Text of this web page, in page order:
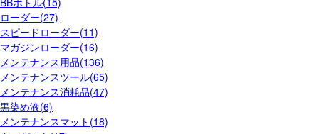
ローダー(27)
スピードローダー(11)
マガジンローダー(16)
メンテナンス用品(136)
メンテナンスツール(65)
メンテナンス消耗品(47)
黒染め液(6)
メンテナンスマット(18)